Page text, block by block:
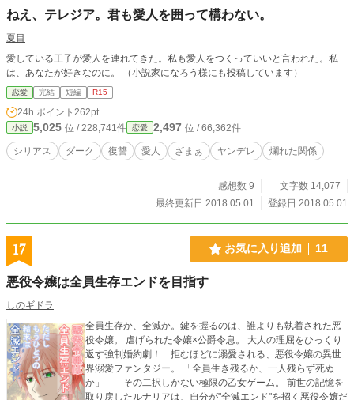
ねえ、テレジア。君も愛人を囲って構わない。
夏目
愛している王子が愛人を連れてきた。私も愛人をつくっていいと言われた。私
は、あなたが好きなのに。 （小説家になろう様にも投稿しています）
恋愛 完結 短編 R15
24h.ポイント 262pt
小説 5,025 位 / 228,741件 恋愛 2,497 位 / 66,362件
シリアス ダーク 復讐 愛人 ざまぁ ヤンデレ 爛れた関係
感想数 9
文字数 14,077
最終更新日 2018.05.01
登録日 2018.05.01
17 お気に入り追加 11
悪役令嬢は全員生存エンドを目指す
しのギドラ
全員生存か、全滅か。鍵を握るのは、誰よりも執着された悪
役令嬢。 虐げられた令嬢×公爵令息。 大人の理屈をひっくり
返す強制婚約劇！ 拒むほどに溺愛される、悪役令嬢の異世
界溺愛ファンタジー。 「全員生き残るか、一人残らず死ぬ
か」——その二択しかない極限の乙女ゲーム。 前世の記憶を
取り戻したルナリアは、自分が"全滅エンド"を招く悪役令嬢だ